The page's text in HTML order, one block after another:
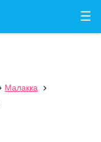
☰
Малакка
